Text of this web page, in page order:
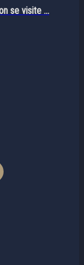
se visite ...